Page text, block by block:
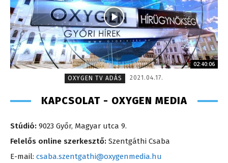
02:40:06
OXYGEN TV ADÁS
2021.04.17.
KAPCSOLAT - OXYGEN MEDIA
Stúdió: 9023 Győr, Magyar utca 9.
Felelős online szerkesztő: Szentgáthi Csaba
E-mail: csaba.szentgathi@oxygenmedia.hu